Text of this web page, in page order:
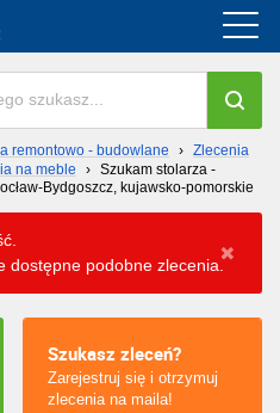
remontowo - budowlane › Zlecenia
na meble › Szukam stolarza -
Bydgoszcz, kujawsko-pomorskie
dostępne podobne zlecenia.
Szukasz zleceń?
Zarejestruj się i otrzymuj
zlecenia na maila!